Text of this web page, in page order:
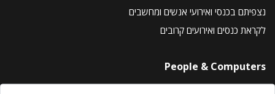
נצפיתם בכנסי ואירועי אנשים ומחשבים
לקראת כנסים ואירועים קרובים
People & Computers
About Us